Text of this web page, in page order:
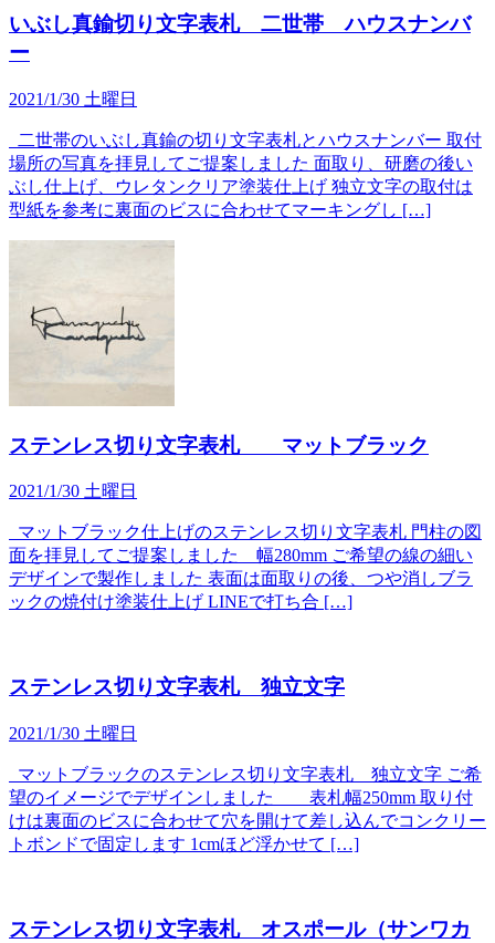
いぶし真鍮切り文字表札 二世帯 ハウスナンバ
ー
2021/1/30 土曜日
二世帯のいぶし真鍮の切り文字表札とハウスナンバー 取付
場所の写真を拝見してご提案しました 面取り、研磨の後い
ぶし仕上げ、ウレタンクリア塗装仕上げ 独立文字の取付は
型紙を参考に裏面のビスに合わせてマーキングし […]
ステンレス切り文字表札 マットブラック
2021/1/30 土曜日
マットブラック仕上げのステンレス切り文字表札 門柱の図
面を拝見してご提案しました 幅280mm ご希望の線の細い
デザインで製作しました 表面は面取りの後、つや消しブラ
ックの焼付け塗装仕上げ LINEで打ち合 […]
ステンレス切り文字表札 独立文字
2021/1/30 土曜日
マットブラックのステンレス切り文字表札 独立文字 ご希
望のイメージでデザインしました 表札幅250mm 取り付
けは裏面のビスに合わせて穴を開けて差し込んでコンクリー
トボンドで固定します 1cmほど浮かせて […]
ステンレス切り文字表札 オスポール（サンワカ